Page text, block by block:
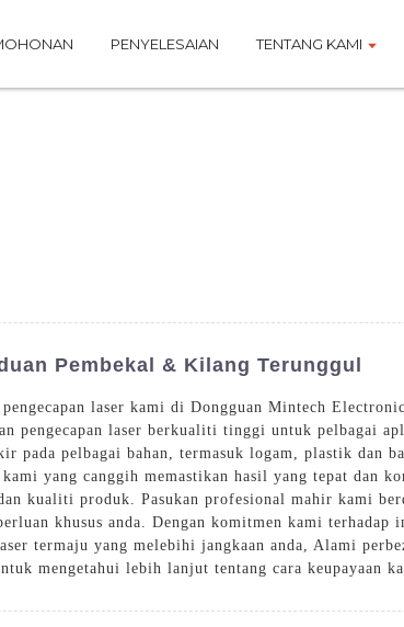
PENYELESAIAN TENTANG KAMI
Pembekal & Kilang Terunggul
laser kami di Dongguan Mintech
pengecapan laser berkualiti tinggi untuk pelbagai
pada pelbagai bahan, termasuk logam, plastik dan
yang canggih memastikan hasil yang tepat dan
kualiti produk. Pasukan profesional mahir kami
khusus anda. Dengan komitmen kami terhadap
termaju yang melebihi jangkaan anda, Alami
mengetahui lebih lanjut tentang cara keupayaan